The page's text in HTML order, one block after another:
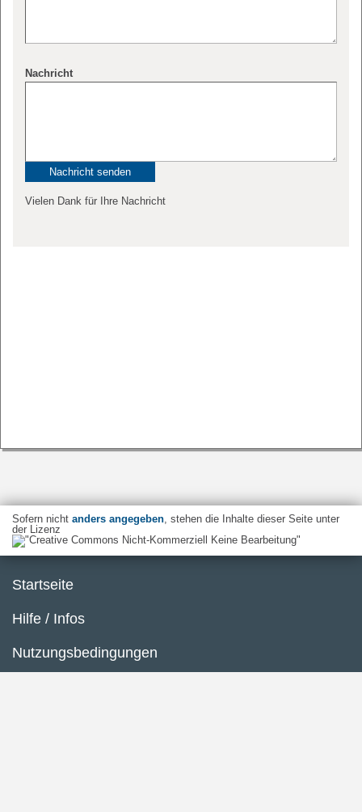
Nachricht
Vielen Dank für Ihre Nachricht
Sofern nicht anders angegeben, stehen die Inhalte dieser Seite unter
der Lizenz
Startseite
Hilfe / Infos
Nutzungsbedingungen